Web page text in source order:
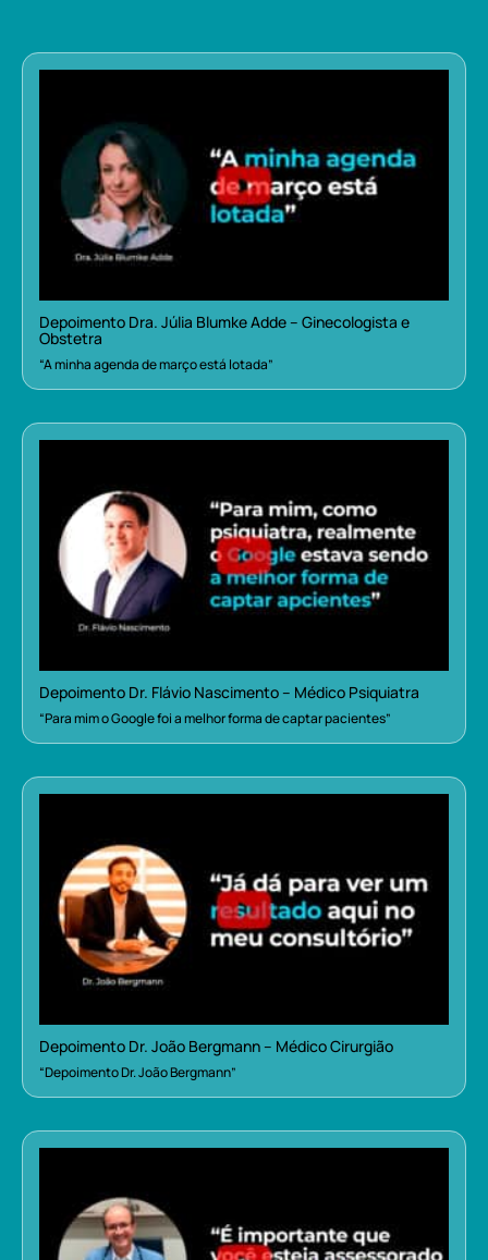
Depoimento Dra. Júlia Blumke Adde – Ginecologista e
Obstetra
“A minha agenda de março está lotada”
Depoimento Dr. Flávio Nascimento – Médico Psiquiatra
“Para mim o Google foi a melhor forma de captar pacientes”
Depoimento Dr. João Bergmann – Médico Cirurgião
“Depoimento Dr. João Bergmann”